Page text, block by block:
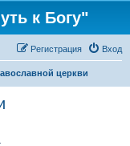
к Богу"
Вход
Регистрация
церкви